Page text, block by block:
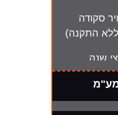
סקודה
שנה